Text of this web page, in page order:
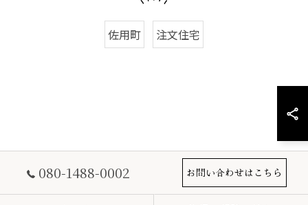
佐用町 注文住宅
080-1488-0002 お問い合わせはこちら